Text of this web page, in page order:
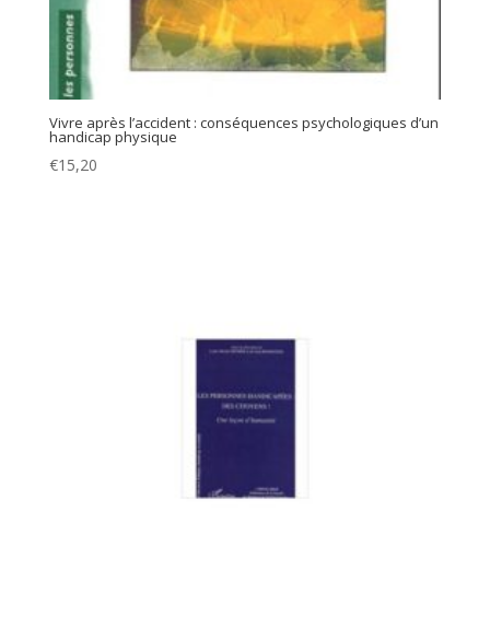
Vivre après l’accident : conséquences psychologiques d’un
handicap physique
€15,20